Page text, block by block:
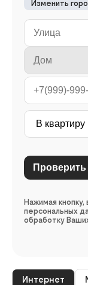
Изменить
Нажимая
персональных
обработку
Интернет